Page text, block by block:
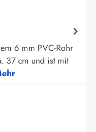
6 mm PVC-Rohr
37 cm und ist mit